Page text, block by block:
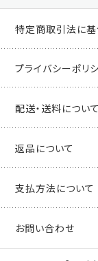
特定商取引法に基
プライバシーポリ
配送・送料について
返品について
支払方法について
お問い合わせ